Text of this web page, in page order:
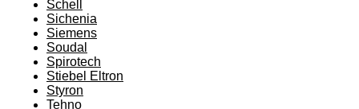
Schell
Sichenia
Siemens
Soudal
Spirotech
Stiebel Eltron
Styron
Tehno